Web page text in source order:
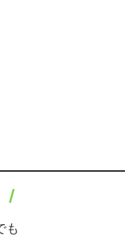
/
も